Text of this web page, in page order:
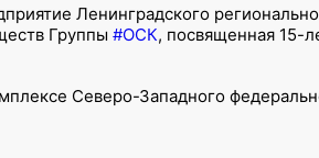
Ленинградского
Группы #ОСК, посвященная 15-
Северо-Западного